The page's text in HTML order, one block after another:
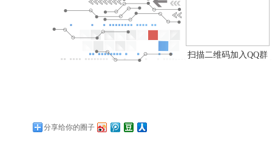
扫描二维码加入QQ群
分享给你的圈子